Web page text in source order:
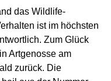
das Wildlife-
ist im höchsten
Zum Glück
Artgenosse am
zurück. Die